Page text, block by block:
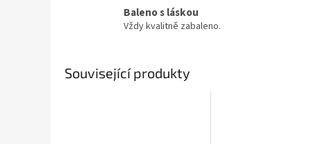
Baleno s láskou
Vždy kvalitně zabaleno.
Související produkty